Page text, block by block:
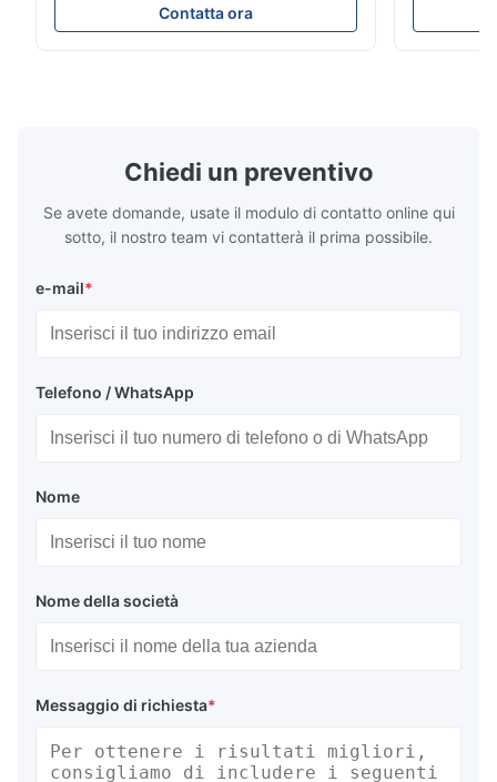
Giappone Dettaglio rapido ●particelle
Uguale-spruzzate su superficie rivestita
Contatta ora
Chiedi un preventivo
Se avete domande, usate il modulo di contatto online qui
sotto, il nostro team vi contatterà il prima possibile.
e-mail*
Telefono / WhatsApp
Nome
Nome della società
Messaggio di richiesta*